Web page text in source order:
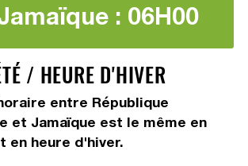
: 06H00
/ HEURE D'HIVER
entre République
et Jamaïque est le même en
en heure d'hiver.